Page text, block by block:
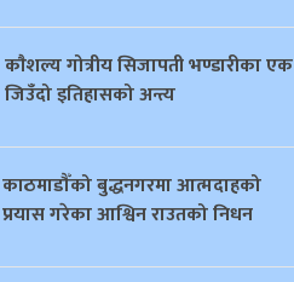
काैशल्य गोत्रीय सिजापती भण्डारीका एक
जिउँदो इतिहासको अन्त्य
काठमाडौँको बुद्धनगरमा आत्मदाहको
प्रयास गरेका आश्विन राउतको निधन